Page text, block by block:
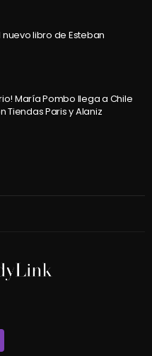
nuevo libro de Esteban
María Pombo llega a Chile
Paris y Alaniz